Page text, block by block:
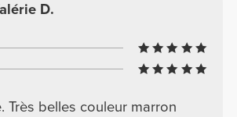
D.
Très belles couleur marron